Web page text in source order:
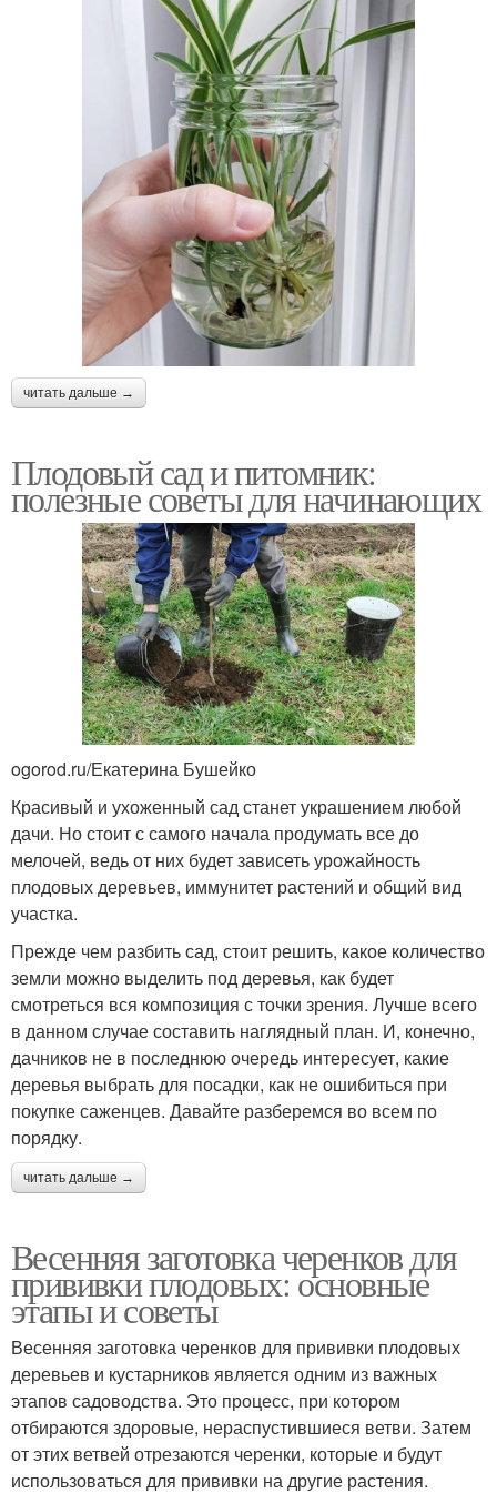
читать дальше →
Плодовый сад и питомник:
полезные советы для начинающих
ogorod.ru/Екатерина Бушейко
Красивый и ухоженный сад станет украшением любой
дачи. Но стоит с самого начала продумать все до
мелочей, ведь от них будет зависеть урожайность
плодовых деревьев, иммунитет растений и общий вид
участка.
Прежде чем разбить сад, стоит решить, какое количество
земли можно выделить под деревья, как будет
смотреться вся композиция с точки зрения. Лучше всего
в данном случае составить наглядный план. И, конечно,
дачников не в последнюю очередь интересует, какие
деревья выбрать для посадки, как не ошибиться при
покупке саженцев. Давайте разберемся во всем по
порядку.
читать дальше →
Весенняя заготовка черенков для
прививки плодовых: основные
этапы и советы
Весенняя заготовка черенков для прививки плодовых
деревьев и кустарников является одним из важных
этапов садоводства. Это процесс, при котором
отбираются здоровые, нераспустившиеся ветви. Затем
от этих ветвей отрезаются черенки, которые и будут
использоваться для прививки на другие растения.